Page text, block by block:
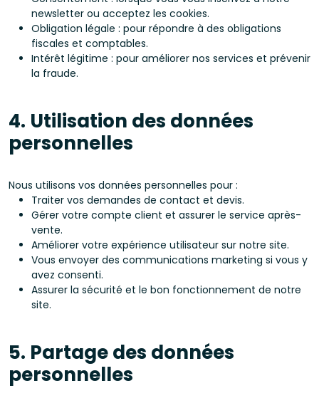
newsletter ou acceptez les cookies.
Obligation légale : pour répondre à des obligations
fiscales et comptables.
Intérêt légitime : pour améliorer nos services et prévenir
la fraude.
4. Utilisation des données
personnelles
Nous utilisons vos données personnelles pour :
Traiter vos demandes de contact et devis.
Gérer votre compte client et assurer le service après-
vente.
Améliorer votre expérience utilisateur sur notre site.
Vous envoyer des communications marketing si vous y
avez consenti.
Assurer la sécurité et le bon fonctionnement de notre
site.
5. Partage des données
personnelles